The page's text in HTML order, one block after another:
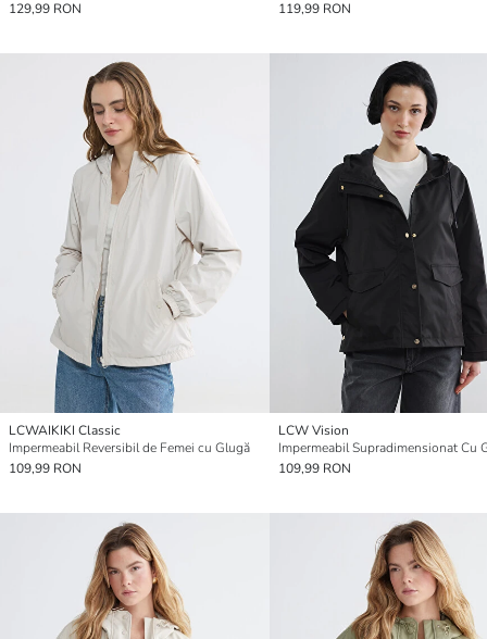
129,99 RON
119,99 RON
LCWAIKIKI Classic
Impermeabil Reversibil de Femei cu Glugă
109,99 RON
LCW Vision
109,99 RON